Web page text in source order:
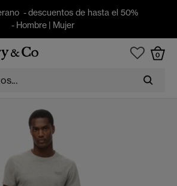
- descuentos de hasta el 50%
- Hombre| Mujer
0